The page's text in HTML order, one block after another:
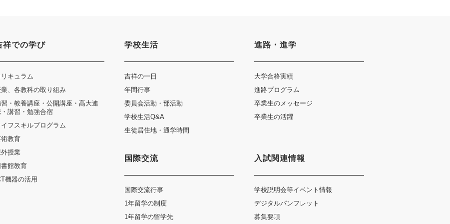
KICHIJO NEWS 個人情報保護について
祥での学び
リキュラム
、各教科の取り組み
・教養講座・公開講座・高大連
講習・勉強合宿
イフスキルプログラム
教育
授業
書館教育
機器の活用
学校生活
吉祥の一日
年間行事
委員会活動・部活動
学校生活Q&A
生徒居住地・通学時間
進路・進学
大学合格実績
進路プログラム
卒業生のメッセージ
卒業生の活躍
国際交流
国際交流行事
1年留学の制度
1年留学の留学先
入試関連情報
学校説明会等イベント情報
デジタルパンフレット
募集要項